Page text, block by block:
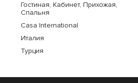
Гостиная, Кабинет, Прихожая,
Спальня
Casa International
Италия
Турция